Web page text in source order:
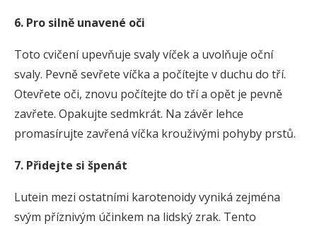
6. Pro silně unavené oči
Toto cvičení upevňuje svaly víček a uvolňuje oční
svaly. Pevně sevřete víčka a počítejte v duchu do tří.
Otevřete oči, znovu počítejte do tří a opět je pevně
zavřete. Opakujte sedmkrát. Na závěr lehce
promasírujte zavřená víčka krouživými pohyby prstů.
7. Přidejte si špenát
Lutein mezi ostatními karotenoidy vyniká zejména
svým příznivým účinkem na lidský zrak. Tento